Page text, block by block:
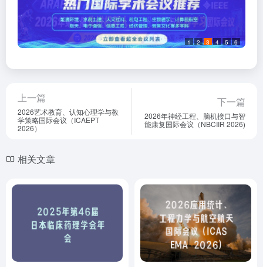
1 2 3 4 5 6
上一篇
2026艺术教育、认知心理学与教
学策略国际会议（ICAEPT
2026）
下一篇
2026年神经工程、脑机接口与智
能康复国际会议（NBCIIR 2026)
相关文章